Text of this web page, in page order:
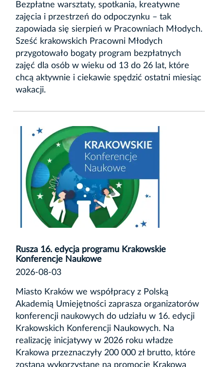
Bezpłatne warsztaty, spotkania, kreatywne
zajęcia i przestrzeń do odpoczynku – tak
zapowiada się sierpień w Pracowniach Młodych.
Sześć krakowskich Pracowni Młodych
przygotowało bogaty program bezpłatnych
zajęć dla osób w wieku od 13 do 26 lat, które
chcą aktywnie i ciekawie spędzić ostatni miesiąc
wakacji.
Rusza 16. edycja programu Krakowskie
Konferencje Naukowe
2026-08-03
Miasto Kraków we współpracy z Polską
Akademią Umiejętności zaprasza organizatorów
konferencji naukowych do udziału w 16. edycji
Krakowskich Konferencji Naukowych. Na
realizację inicjatywy w 2026 roku władze
Krakowa przeznaczyły 200 000 zł brutto, które
zostaną wykorzystane na promocję Krakowa